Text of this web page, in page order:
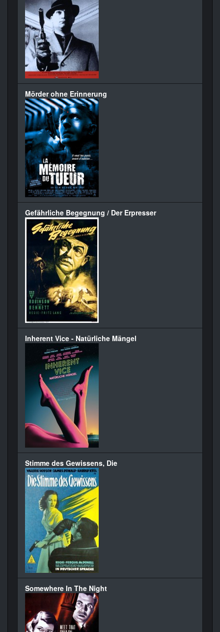
Mörder ohne Erinnerung
Gefährliche Begegnung / Der Erpresser
Inherent Vice - Natürliche Mängel
Stimme des Gewissens, Die
Somewhere In The Night